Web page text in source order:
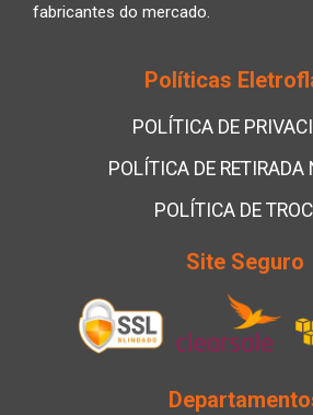
fabricantes do mercado.
Políticas
POLÍTICA DE
POLÍTICA DE RETIRADA
POLÍTICA DE
Site Seguro